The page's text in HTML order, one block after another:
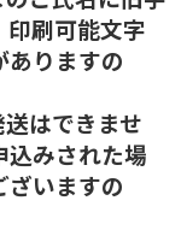
刷可能文字
りますの
はできませ
込みされた場
いますの